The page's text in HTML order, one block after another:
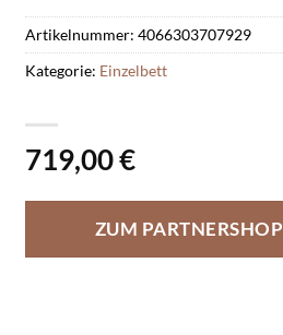
719,00€
ZUM PARTNERSHOP
Artikelnummer: 4066303707929
Kategorie: Einzelbett